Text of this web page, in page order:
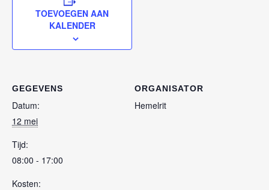
TOEVOEGEN AAN
KALENDER
GEGEVENS
Datum:
12 mei
Tijd:
08:00 - 17:00
Kosten:
ORGANISATOR
Hemelrit